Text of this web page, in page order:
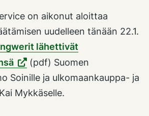
on aikonut aloittaa
uudelleen tänään 22.1.
lähettivät
(pdf) Suomen
Soinille ja ulkomaankauppa- ja
Mykkäselle.